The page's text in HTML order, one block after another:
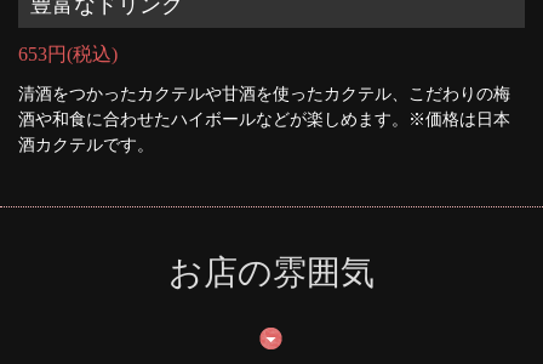
豊富なドリンク
653円(税込)
清酒をつかったカクテルや甘酒を使ったカクテル、こだわりの梅
酒や和食に合わせたハイボールなどが楽しめます。※価格は日本
酒カクテルです。
お店の雰囲気